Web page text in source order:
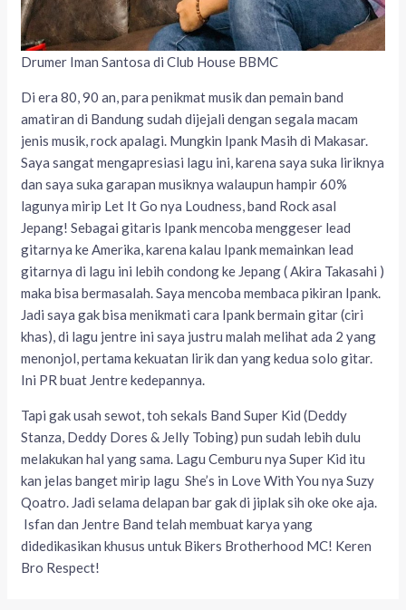
Drumer Iman Santosa di Club House BBMC
Di era 80, 90 an, para penikmat musik dan pemain band
amatiran di Bandung sudah dijejali dengan segala macam
jenis musik, rock apalagi. Mungkin Ipank Masih di Makasar.
Saya sangat mengapresiasi lagu ini, karena saya suka liriknya
dan saya suka garapan musiknya walaupun hampir 60%
lagunya mirip Let It Go nya Loudness, band Rock asal
Jepang! Sebagai gitaris Ipank mencoba menggeser lead
gitarnya ke Amerika, karena kalau Ipank memainkan lead
gitarnya di lagu ini lebih condong ke Jepang ( Akira Takasahi )
maka bisa bermasalah. Saya mencoba membaca pikiran Ipank.
Jadi saya gak bisa menikmati cara Ipank bermain gitar (ciri
khas), di lagu jentre ini saya justru malah melihat ada 2 yang
menonjol, pertama kekuatan lirik dan yang kedua solo gitar.
Ini PR buat Jentre kedepannya.
Tapi gak usah sewot, toh sekals Band Super Kid (Deddy
Stanza, Deddy Dores & Jelly Tobing) pun sudah lebih dulu
melakukan hal yang sama. Lagu Cemburu nya Super Kid itu
kan jelas banget mirip lagu She’s in Love With You nya Suzy
Qoatro. Jadi selama delapan bar gak di jiplak sih oke oke aja.
Isfan dan Jentre Band telah membuat karya yang
didedikasikan khusus untuk Bikers Brotherhood MC! Keren
Bro Respect!